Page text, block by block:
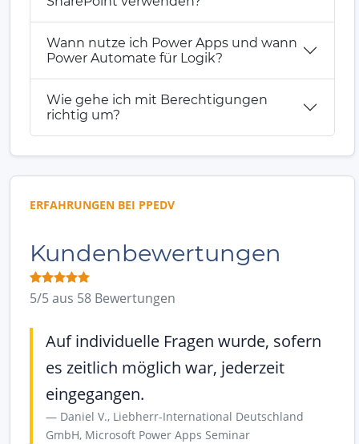
Wann nutze ich Power Apps und wann
Power Automate für Logik?
Wie gehe ich mit Berechtigungen
richtig um?
ERFAHRUNGEN BEI PPEDV
Kundenbewertungen
5/5 aus 58 Bewertungen
Auf individuelle Fragen wurde, sofern
es zeitlich möglich war, jederzeit
eingegangen.
Daniel V., Liebherr-International Deutschland
GmbH, Microsoft Power Apps Seminar